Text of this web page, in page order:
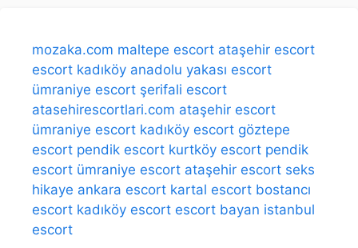
mozaka.com maltepe escort ataşehir escort
escort kadıköy anadolu yakası escort
ümraniye escort şerifali escort
atasehirescortlari.com ataşehir escort
ümraniye escort kadıköy escort göztepe
escort pendik escort kurtköy escort pendik
escort ümraniye escort ataşehir escort seks
hikaye ankara escort kartal escort bostancı
escort kadıköy escort escort bayan istanbul
escort